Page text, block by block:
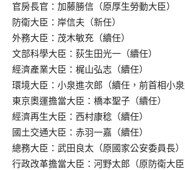
官房長官：加藤勝信（原厚生勞動大臣）
防衛大臣：岸信夫（新任）
外務大臣：茂木敏充（續任）
文部科學大臣：荻生田光一（續任）
經濟產業大臣：梶山弘志（續任）
環境大臣：小泉進次郎（續任，前首相小泉
東京奧運擔當大臣：橋本聖子（續任）
經濟再生大臣：西村康稔（續任）
國土交通大臣：赤羽一嘉（續任）
總務大臣：武田良太（原國家公安委員長）
行政改革擔當大臣：河野太郎（原防衛大臣